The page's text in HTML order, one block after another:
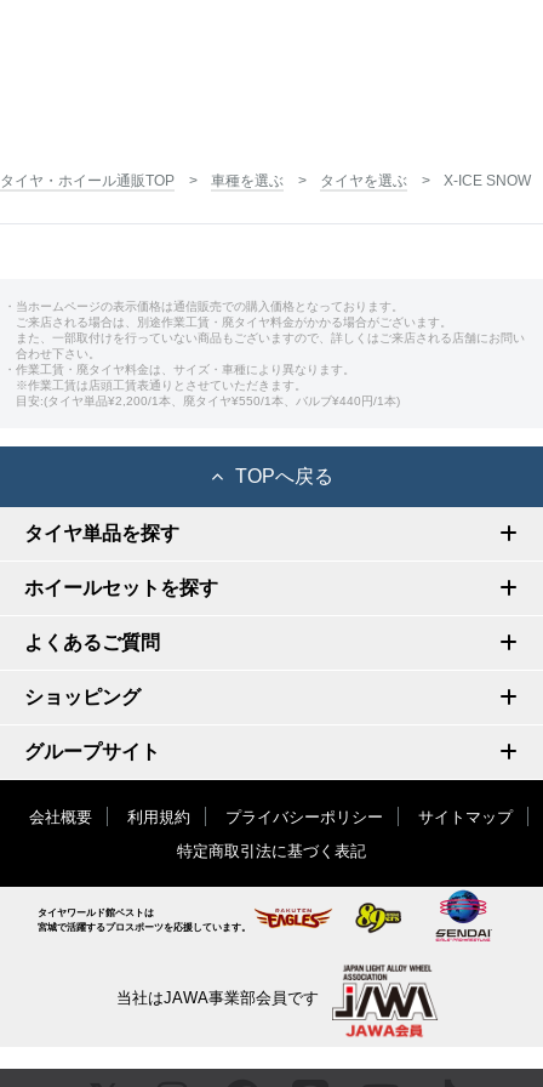
タイヤ・ホイール通販TOP 車種を選ぶ タイヤを選ぶ X-ICE SNOW
・当ホームページの表示価格は通信販売での購入価格となっております。
ご来店される場合は、別途作業工賃・廃タイヤ料金がかかる場合がございます。
また、一部取付けを行っていない商品もございますので、詳しくはご来店される店舗にお問い
合わせ下さい。
・作業工賃・廃タイヤ料金は、サイズ・車種により異なります。
※作業工賃は店頭工賃表通りとさせていただきます。
目安:(タイヤ単品¥2,200/1本、廃タイヤ¥550/1本、バルブ¥440円/1本)
TOPへ戻る
タイヤ単品を探す
ホイールセットを探す
よくあるご質問
ショッピング
グループサイト
会社概要 利用規約 プライバシーポリシー
サイトマップ
特定商取引法に基づく表記
タイヤワールド館ベストは
宮城で活躍するプロスポーツを応援しています。
当社はJAWA事業部会員です